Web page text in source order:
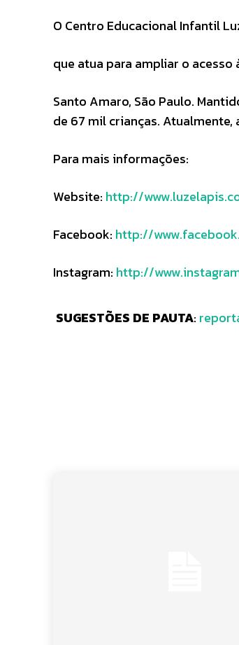
O Centro Educacional Infantil
que atua para ampliar o
Santo Amaro, São Paulo.
de 67 mil crianças. Atualmente,
Para mais informações:
Website: http://
Facebook: http://
Instagram: http://
SUGESTÕES DE PAUTA: